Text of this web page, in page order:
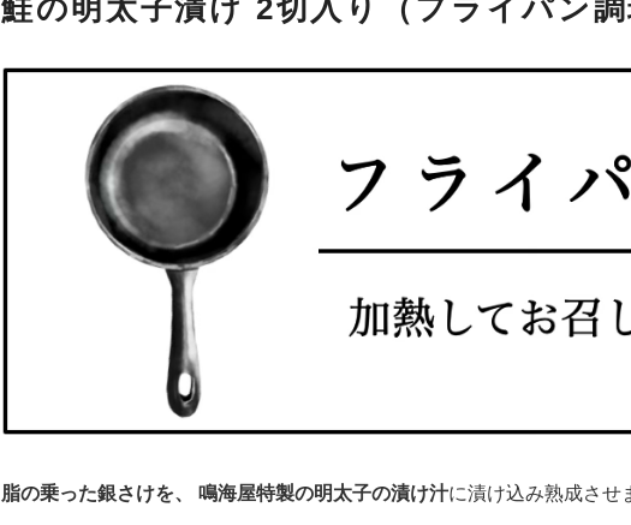
鮭の明太子漬け 2切入り（フライパン
脂の乗った銀さけを、 鳴海屋特製の明太子の漬け汁に漬け込み熟成させ